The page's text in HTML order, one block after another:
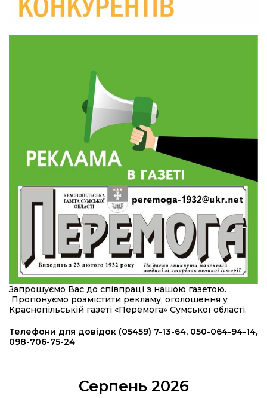
28 лип
Перемогу і повернення додому»
Обмежено придатний, але безмежно
вмотивований: Як колишній лісівник став асом
артилерії
490 пацієнтів та 15 відвіданих сіл: МБФ
«Альянс громадського здоров’я» підбив
підсумки роботи мобільних клінік у Сумській
області
12:24
23 лип
Покинув безпечне життя за кордоном, щоб
захистити рідну землю: пам’яті Сергія
Балабаєнка (ВІДЕО)
23 лип
Командир гармати Руслан Козирін: «Змінити
підрозділ чи бригаду – навіть думки не було»
20:36
22 лип
Нова кав’ярня в Сумах: як родина військового
з Краснопілля відкрила «Лев каву» за грантові
кошти (ВІДЕО)
14:37
21 лип
Захищав кордон до останнього подиху:
пам’яті полеглого прикордонника Олександра
Від штанги до «крил»: як спорт і характер
колишнього паверліфтера гартують перемогу
Запрошуємо Вас до співпраці з нашою газетою.
Пропонуємо розмістити рекламу, оголошення у
Краснопільській газеті «Перемога» Сумської області.
Телефони для довідок (05459) 7-13-64, 050-064-94-14,
098-706-75-24
Серпень 2026